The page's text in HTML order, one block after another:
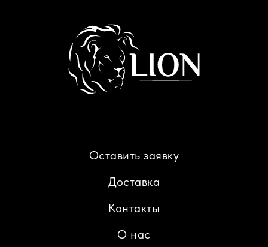
Оставить заявку
Доставка
Контакты
О нас